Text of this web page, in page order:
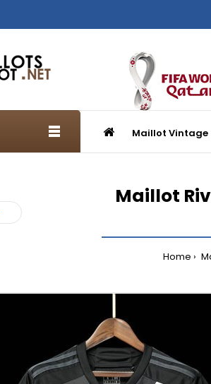
Maillot Vintage
Maillot
Home